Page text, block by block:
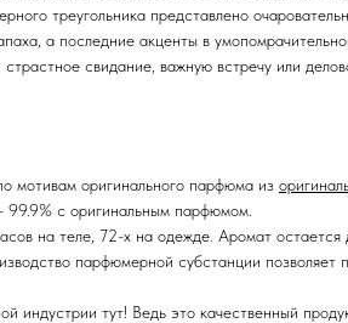
треугольника представлено
а последние акценты в
страстное свидание, важную встречу или
мотивам оригинального парфюма из
с оригинальным парфюмом.
на теле, 72-х на одежде. Аромат остается
парфюмерной субстанции позволяет
индустрии тут! Ведь это качественный